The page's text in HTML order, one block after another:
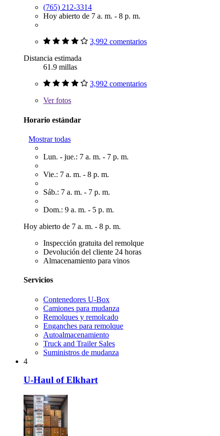
(765) 212-3314
Hoy abierto de 7 a. m. - 8 p. m.
3,992 comentarios
Distancia estimada
61.9 millas
3,992 comentarios
Verfotos
Horario estándar
Mostrar todas
Lun. - jue.: 7 a. m. - 7 p. m.
Vie.: 7 a. m. - 8 p. m.
Sáb.: 7 a. m. - 7 p. m.
Dom.: 9 a. m. - 5 p. m.
Hoy abierto de 7 a. m. - 8 p. m.
Inspección gratuita del remolque
Devolución del cliente 24 horas
Almacenamiento para vinos
Servicios
Contenedores U-Box
Camiones para mudanza
Remolques y remolcado
Enganches para remolque
Autoalmacenamiento
Truck and Trailer Sales
Suministros de mudanza
4
U-Haul of Elkhart